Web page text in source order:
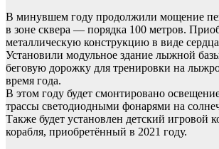
В минувшем году продолжили мощение
в зоне сквера — порядка 100 метров.
металлическую конструкцию в виде
Установили модульное здание лыжной
беговую дорожку для тренировки на
время года.
В этом году будет смонтировано
трассы светодиодными фонарями на
Также будет установлен детский игровой
корабля, приобретённый в 2021 году.